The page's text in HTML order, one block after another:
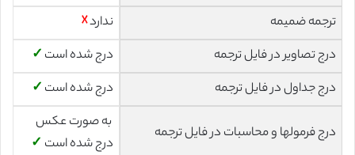
ترجمه ضمیمه ندارد☓
درج تصاویر در فایل ترجمه
درج شده است ✓
درج جداول در فایل ترجمه
درج شده است ✓
درج فرمولها و محاسبات در فایل ترجمه
به صورت عکس
درج شده است ✓